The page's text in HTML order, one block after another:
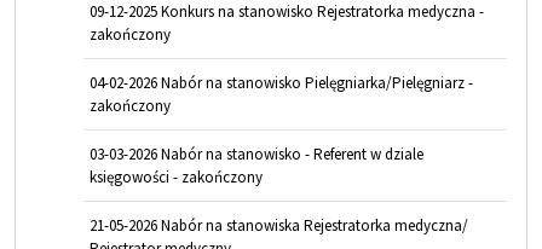
09-12-2025 Konkurs na stanowisko Rejestratorka medyczna -
zakończony
04-02-2026 Nabór na stanowisko Pielęgniarka/Pielęgniarz -
zakończony
03-03-2026 Nabór na stanowisko - Referent w dziale
księgowości - zakończony
21-05-2026 Nabór na stanowiska Rejestratorka medyczna/